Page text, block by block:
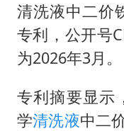
清洗液中二价
专利，公开号
为2026年3月。
专利摘要显示
学清洗液中二